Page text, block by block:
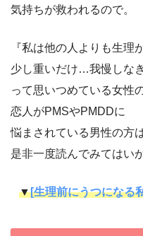
気持ちが救われるので。
『私は他の人よりも生理
少し重いだけ…我慢しなき
って思いつめている女性
恋人がPMSやPMDDに
悩まされている男性の方
是非一度読んでみてはい
▼[生理前にうつになる